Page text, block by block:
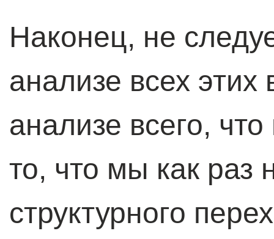
Наконец, не
анализе всех этих
анализе всего,
то, что мы как раз
структурного